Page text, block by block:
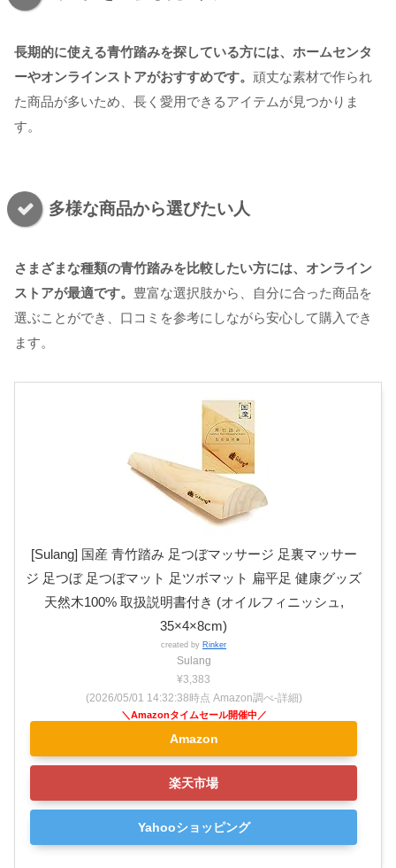
長期的に使える青竹踏みを探している方には、ホームセンタ
ーやオンラインストアがおすすめです。 頑丈な素材で作られ
た商品が多いため、長く愛用できるアイテムが見つかりま
す。
多様な商品から選びたい人
さまざまな種類の青竹踏みを比較したい方には、オンライン
ストアが最適です。 豊富な選択肢から、自分に合った商品を
選ぶことができ、口コミを参考にしながら安心して購入でき
ます。
[Sulang] 国産 青竹踏み 足つぼマッサージ 足裏マッサー
ジ 足つぼ 足つぼマット 足ツボマット 扁平足 健康グッズ
天然木100% 取扱説明書付き (オイルフィニッシュ,
35×4×8cm)
created by Rinker
Sulang
¥3,383
(2026/05/01 14:32:38時点 Amazon調べ-詳細)
Amazon
楽天市場
Yahooショッピング